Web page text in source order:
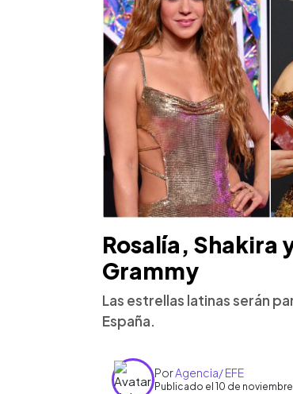
Rosalía, Shakira
Grammy
Las estrellas latinas serán
España.
PorAgencia/ EFE
Publicado el 10 de